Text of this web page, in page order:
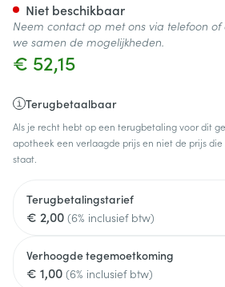
€ 52,15
Terugbetaalbaar
Als je recht hebt op een terugbetaling voor dit
apotheek een verlaagde prijs en niet de prijs
staat.
Terugbetalingstarief
€ 2,00 (6% inclusief btw)
Verhoogde tegemoetkoming
€ 1,00 (6% inclusief btw)
Niet beschikbaar
Neem contact op met ons via telefoon
we samen de mogelijkheden.